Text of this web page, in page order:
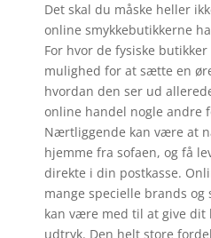
Det skal du måske heller
online smykkebutikkerne
For hvor de fysiske
mulighed for at sætte en
hvordan den ser ud
online handel nogle andre
Nærtliggende kan være at
hjemme fra sofaen, og få
direkte i din postkasse.
mange specielle brands
kan være med til at give dit
udtryk. Den helt store